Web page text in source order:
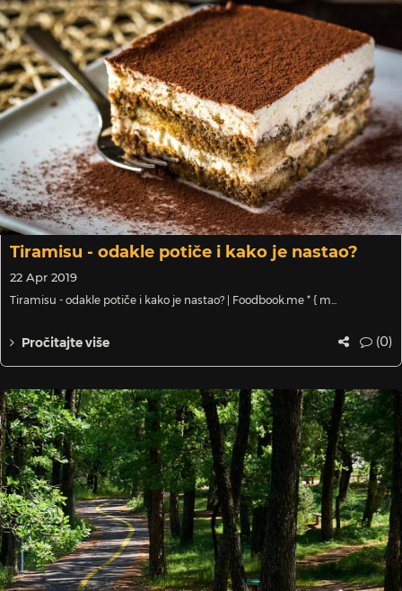
Tiramisu - odakle potiče i kako je nastao?
22 Apr 2019
Tiramisu - odakle potiče i kako je nastao? | Foodbook.me * { m...
Pročitajte više (0)